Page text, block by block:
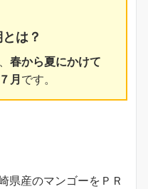
は？
春から夏にかけて
月 です。
県産のマンゴーをＰＲ